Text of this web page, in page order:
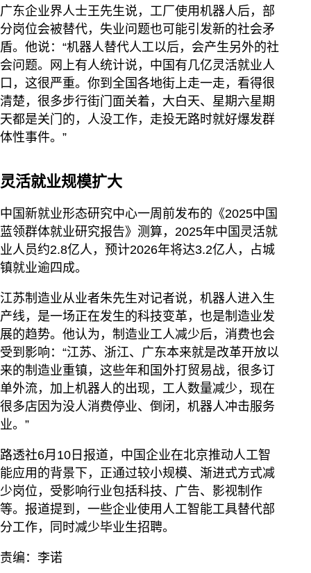
广东企业界人士王先生说，工厂使用机器人后，部
分岗位会被替代，失业问题也可能引发新的社会矛
盾。他说：“机器人替代人工以后，会产生另外的社
会问题。网上有人统计说，中国有几亿灵活就业人
口，这很严重。你到全国各地街上走一走，看得很
清楚，很多步行街门面关着，大白天、星期六星期
天都是关门的，人没工作，走投无路时就好爆发群
体性事件。”
灵活就业规模扩大
中国新就业形态研究中心一周前发布的《2025中国
蓝领群体就业研究报告》测算，2025年中国灵活就
业人员约2.8亿人，预计2026年将达3.2亿人，占城
镇就业逾四成。
江苏制造业从业者朱先生对记者说，机器人进入生
产线，是一场正在发生的科技变革，也是制造业发
展的趋势。他认为，制造业工人减少后，消费也会
受到影响：“江苏、浙江、广东本来就是改革开放以
来的制造业重镇，这些年和国外打贸易战，很多订
单外流，加上机器人的出现，工人数量减少，现在
很多店因为没人消费停业、倒闭，机器人冲击服务
业。”
路透社6月10日报道，中国企业在北京推动人工智
能应用的背景下，正通过较小规模、渐进式方式减
少岗位，受影响行业包括科技、广告、影视制作
等。报道提到，一些企业使用人工智能工具替代部
分工作，同时减少毕业生招聘。
责编：李诺